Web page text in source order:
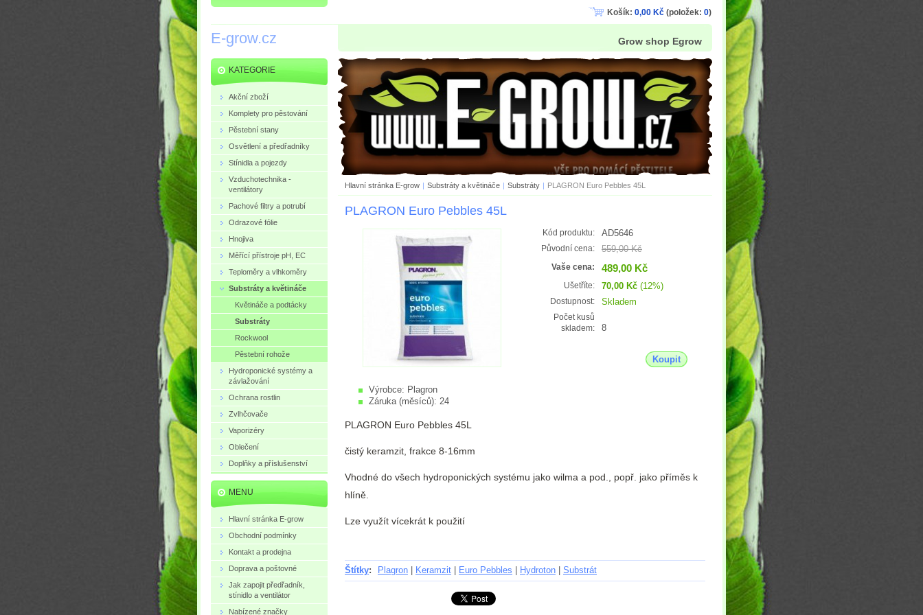
E-grow.cz Grow shop Egrow
Hlavní stránka E-grow | Substráty a květináče | Substráty | PLAGRON Euro Pebbles 45L
PLAGRON Euro Pebbles 45L
Výrobce: Plagron
Záruka (měsíců): 24
Kód produktu: AD5646
Původní cena: 559,00 Kč
Vaše cena: 489,00 Kč
Ušetříte: 70,00 Kč (12%)
Dostupnost: Skladem
Počet kusů
skladem:
8
Koupit
PLAGRON Euro Pebbles 45L
čistý keramzit, frakce 8-16mm
Vhodné do všech hydroponických systému jako wilma a pod., popř. jako příměs k
hlíně.
Lze využít vícekrát k použití
Štítky: Plagron | Keramzit | Euro Pebbles | Hydroton | Substrát
KATEGORIE
Akční zboží
Komplety pro pěstování
Pěstební stany
Osvětlení a předřadníky
Stínidla a pojezdy
Vzduchotechnika -
ventilátory
Pachové filtry a potrubí
Odrazové fólie
Hnojiva
Měřící přístroje pH, EC
Teploměry a vlhkoměry
Substráty a květináče
Květináče a podtácky
Substráty
Rockwool
Pěstební rohože
Hydroponické systémy a
závlažování
Ochrana rostlin
Zvlhčovače
Vaporizéry
Oblečení
Doplňky a příslušenství
MENU
Hlavní stránka E-grow
Obchodní podmínky
Kontakt a prodejna
Doprava a poštovné
Jak zapojit předřadník,
stínidlo a ventilátor
Nabízené značky
Košík: 0,00 Kč (položek: 0)